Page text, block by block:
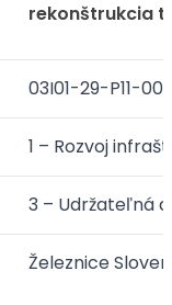
rekonštrukcia
03I01-29-P11-
1 – Rozvoj
3 – Udržateľná
Železnice